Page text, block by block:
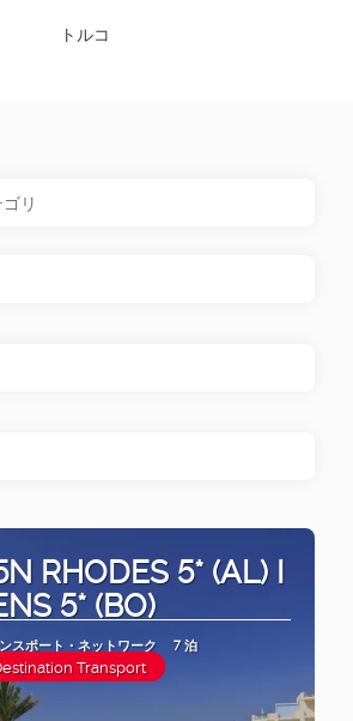
トルコ
RHODES 5* (AL) I
5* (BO)
スポート・ネットワーク 7 泊
Transport